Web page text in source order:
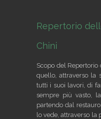
Repertorio
Chini
Scopo del
quello, attraverso la
tutti i suoi lavori, di
sempre più vasto,
partendo dal
lo vede, attraverso la